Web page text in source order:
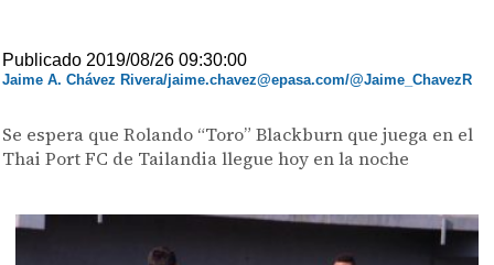
Publicado 2019/08/26 09:30:00
Jaime A. Chávez Rivera/jaime.chavez@epasa.com/@Jaime_ChavezR
Se espera que Rolando “Toro” Blackburn que juega en el
Thai Port FC de Tailandia llegue hoy en la noche